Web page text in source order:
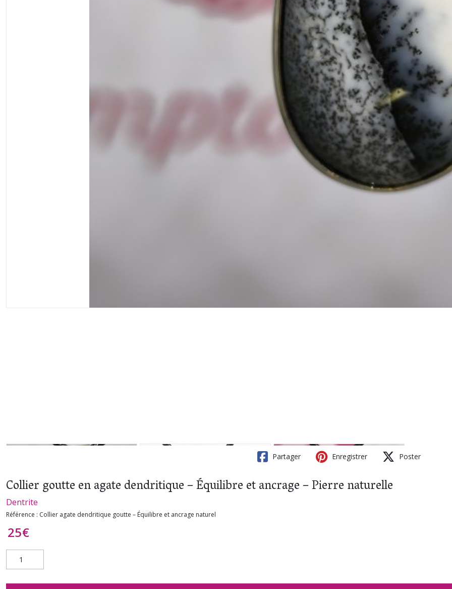
Partager Enregistrer Poster
Collier goutte en agate dendritique – Équilibre et ancrage – Pierre naturelle
Dentrite
Référence : Collier agate dendritique goutte – Équilibre et ancrage naturel
25€